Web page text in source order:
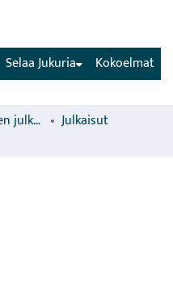
(current) Kokoelmat
Selaa Jukuria
Luonnonvarakeskuksen julkaisut
Julkaisut